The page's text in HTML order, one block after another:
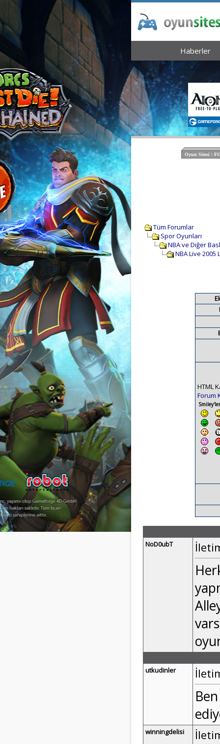
Haberler
Oyun Sitesi \
Tüm Forumlar
Spor Oyunları
NBA ve Diğer
NBA Live 2005
HTML
Forum
NoD0ubT
utkudinler
winningdelisi